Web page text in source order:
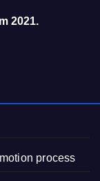
2021.
process